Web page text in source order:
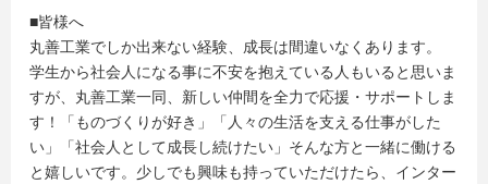
■皆様へ
丸善工業でしか出来ない経験、成長は間違いなくあります。
学生から社会人になる事に不安を抱えている人もいると思いま
すが、丸善工業一同、新しい仲間を全力で応援・サポートしま
す！「ものづくりが好き」「人々の生活を支える仕事がした
い」「社会人として成長し続けたい」そんな方と一緒に働ける
と嬉しいです。少しでも興味も持っていただけたら、インター